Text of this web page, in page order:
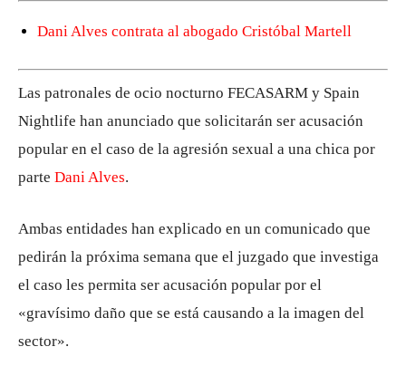
Dani Alves contrata al abogado Cristóbal Martell
Las patronales de ocio nocturno FECASARM y Spain
Nightlife han anunciado que solicitarán ser acusación
popular en el caso de la agresión sexual a una chica por
parte Dani Alves.
Ambas entidades han explicado en un comunicado que
pedirán la próxima semana que el juzgado que investiga
el caso les permita ser acusación popular por el
«gravísimo daño que se está causando a la imagen del
sector».